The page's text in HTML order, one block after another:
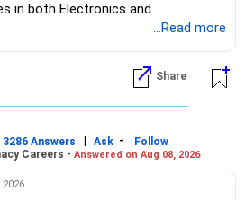
all four on one day blindly. Check
As Non-Performing
25 Index
in both Electronics and
and Information Technology
Given that the field is
must be ready to accept various
Additionally, consider pursuing
...Read more
Share
3286 Answers | Ask -
Follow
Careers - Answered on Aug 08, 2026
2026